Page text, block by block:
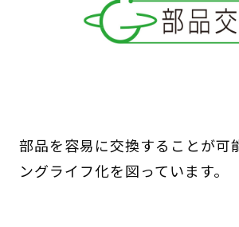
部品を容易に交換することが可
ングライフ化を図っています。